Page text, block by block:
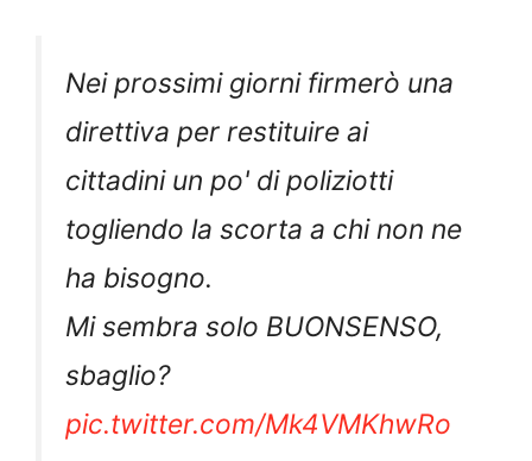
Nei prossimi giorni firmerò una
direttiva per restituire ai
cittadini un po' di poliziotti
togliendo la scorta a chi non ne
ha bisogno.
Mi sembra solo BUONSENSO,
sbaglio?
pic.twitter.com/Mk4VMKhwRo